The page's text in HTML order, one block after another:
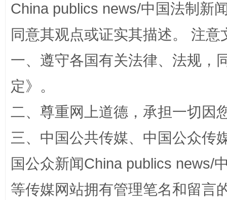
扯下公款旅游的“隐身衣” 如何以
“蜀中异人”王建安的艺术幻境
China publics news/中国法制新
同意其观点或证实其描述。 注
一、遵守各国有关法律、法规，
定》。
二、尊重网上道德，承担一切因
三、中国公共传媒、中国公众传
国公众新闻China publics news/
等传媒网站拥有管理笔名和留言